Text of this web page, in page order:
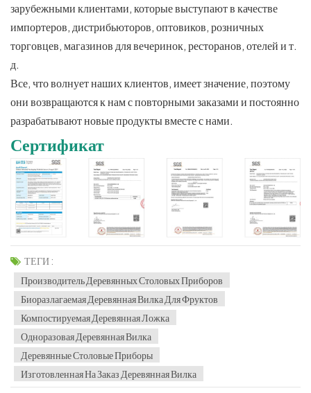
зарубежными клиентами, которые выступают в качестве
импортеров, дистрибьюторов, оптовиков, розничных
торговцев, магазинов для вечеринок, ресторанов, отелей и т.
д.
Все, что волнует наших клиентов, имеет значение, поэтому
они возвращаются к нам с повторными заказами и постоянно
разрабатывают новые продукты вместе с нами.
Сертификат
ТЕГИ :
Производитель Деревянных Столовых Приборов
Биоразлагаемая Деревянная Вилка Для Фруктов
Компостируемая Деревянная Ложка
Одноразовая Деревянная Вилка
Деревянные Столовые Приборы
Изготовленная На Заказ Деревянная Вилка